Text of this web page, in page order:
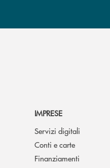
IMPRESE
Servizi digitali
Conti e carte
Finanziamenti